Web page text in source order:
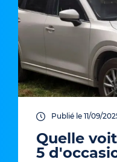
Publié le 11/09/
Quelle
5